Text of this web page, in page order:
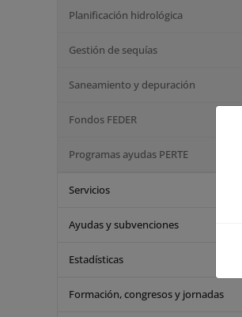
Planificación hidrológica
Gestión de sequías
Saneamiento y depuración
Fondos FEDER
Programas ayudas PERTE
Servicios
Ayudas y subvenciones
Estadísticas
Formación, congresos y jornadas